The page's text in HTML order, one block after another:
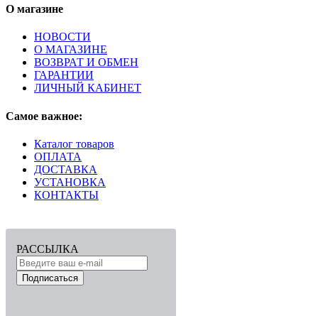
О магазине
НОВОСТИ
О МАГАЗИНЕ
ВОЗВРАТ И ОБМЕН
ГАРАНТИИ
ЛИЧНЫЙ КАБИНЕТ
Самое важное:
Каталог товаров
ОПЛАТА
ДОСТАВКА
УСТАНОВКА
КОНТАКТЫ
РАССЫЛКА
Подписаться